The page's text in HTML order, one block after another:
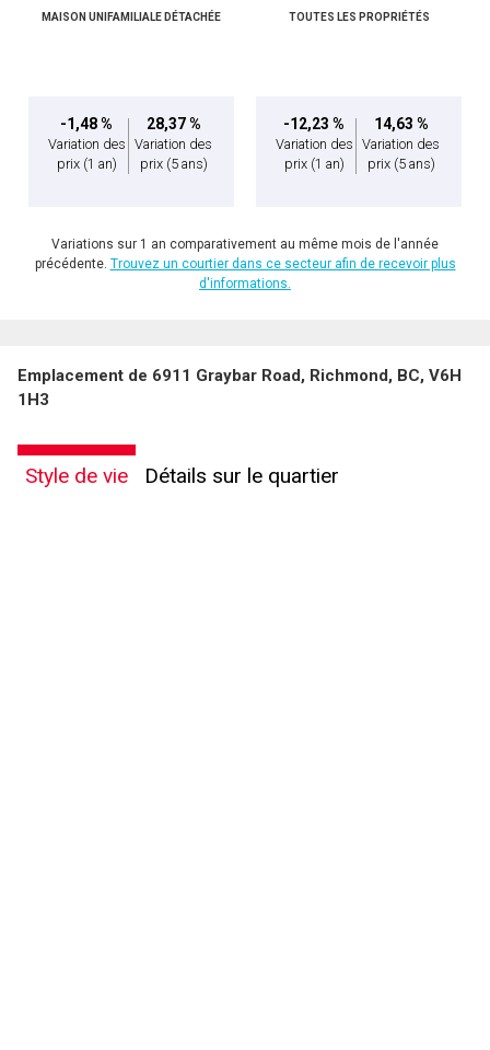
MAISON UNIFAMILIALE DÉTACHÉE
-1,48 %
Variation des
prix (1 an)
28,37 %
Variation des
prix (5 ans)
TOUTES LES PROPRIÉTÉS
-12,23 %
Variation des
prix (1 an)
14,63 %
Variation des
prix (5 ans)
Variations sur 1 an comparativement au même mois de l'année
précédente. Trouvez un courtier dans ce secteur afin de recevoir plus
d'informations.
Emplacement de 6911 Graybar Road, Richmond, BC, V6H
1H3
Style de vie Détails sur le quartier